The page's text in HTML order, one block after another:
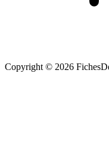
Copyright © 2026